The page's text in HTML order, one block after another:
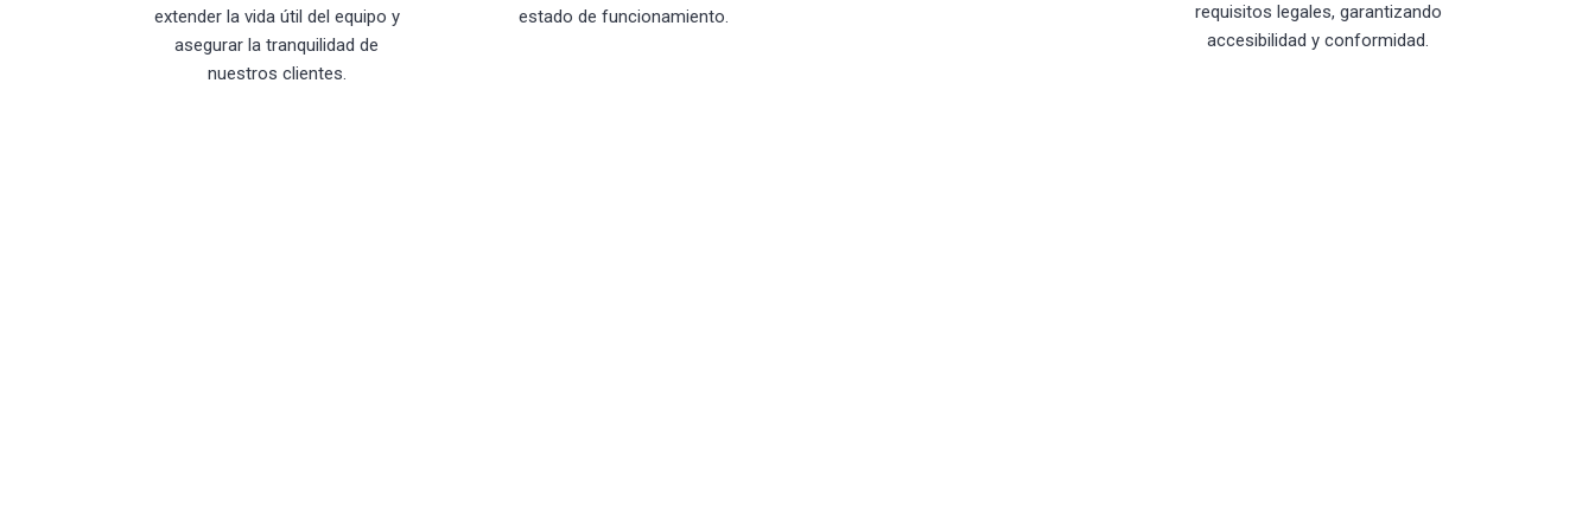
extender la vida útil del equipo y
asegurar la tranquilidad de
nuestros clientes.
estado de funcionamiento.
requisitos legales, garantizando
accesibilidad y conformidad.